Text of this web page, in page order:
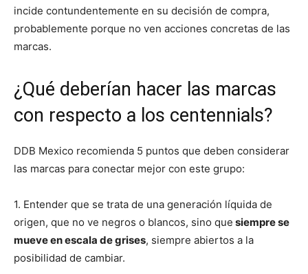
incide contundentemente en su decisión de compra,
probablemente porque no ven acciones concretas de las
marcas.
¿Qué deberían hacer las marcas
con respecto a los centennials?
DDB Mexico recomienda 5 puntos que deben considerar
las marcas para conectar mejor con este grupo:
1. Entender que se trata de una generación líquida de
origen, que no ve negros o blancos, sino que siempre se
mueve en escala de grises, siempre abiertos a la
posibilidad de cambiar.